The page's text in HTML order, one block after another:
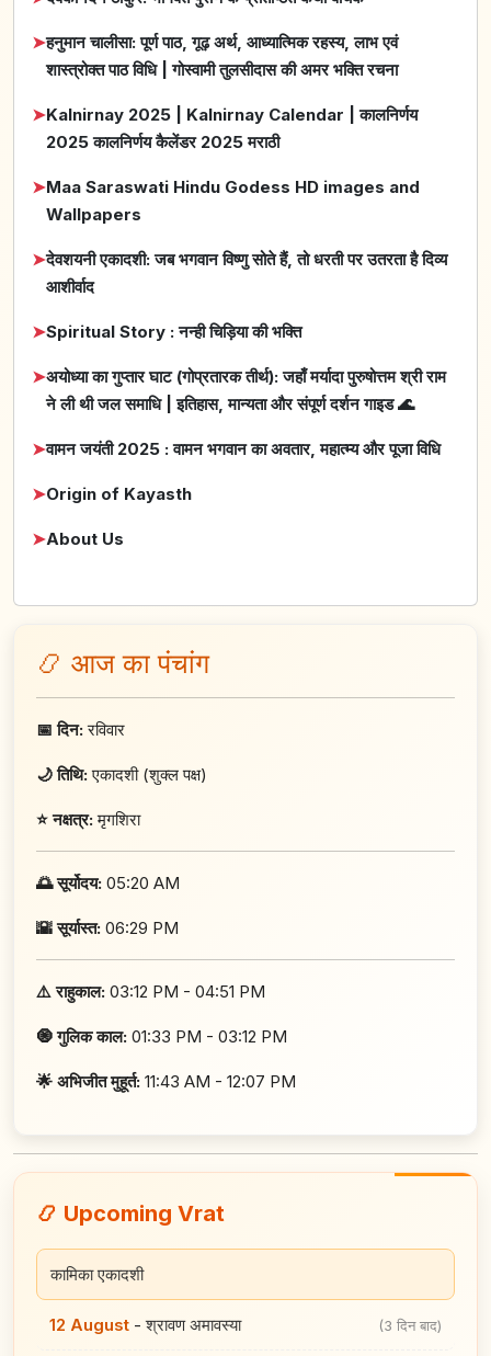
➤हनुमान चालीसा: पूर्ण पाठ, गूढ़ अर्थ, आध्यात्मिक रहस्य, लाभ एवं
शास्त्रोक्त पाठ विधि | गोस्वामी तुलसीदास की अमर भक्ति रचना
➤Kalnirnay 2025 | Kalnirnay Calendar | कालनिर्णय
2025 कालनिर्णय कैलेंडर 2025 मराठी
➤Maa Saraswati Hindu Godess HD images and
Wallpapers
➤देवशयनी एकादशी: जब भगवान विष्णु सोते हैं, तो धरती पर उतरता है दिव्य
आशीर्वाद
➤Spiritual Story : नन्ही चिड़िया की भक्ति
➤अयोध्या का गुप्तार घाट (गोप्रतारक तीर्थ): जहाँ मर्यादा पुरुषोत्तम श्री राम
ने ली थी जल समाधि | इतिहास, मान्यता और संपूर्ण दर्शन गाइड 🌊
➤वामन जयंती 2025 : वामन भगवान का अवतार, महात्म्य और पूजा विधि
➤Origin of Kayasth
➤About Us
📿 आज का पंचांग
📅 दिन:रविवार
🌙 तिथि:एकादशी (शुक्ल पक्ष)
⭐ नक्षत्र:मृगशिरा
🌅 सूर्योदय: 05:20 AM
🌇 सूर्यास्त: 06:29 PM
⚠️ राहुकाल: 03:12 PM - 04:51 PM
🧿 गुलिक काल: 01:33 PM - 03:12 PM
🌟 अभिजीत मुहूर्त: 11:43 AM - 12:07 PM
📿 Upcoming Vrat
कामिका एकादशी
12 August -श्रावण अमावस्या (3 दिन बाद)